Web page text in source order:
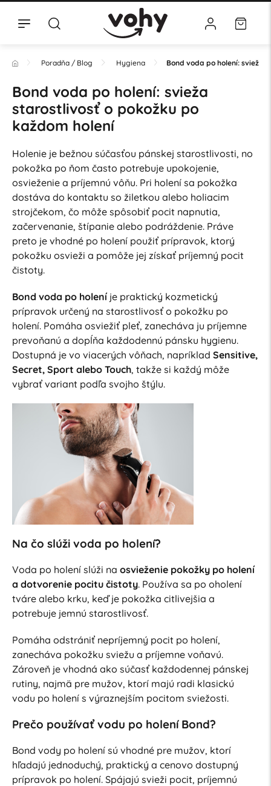
Poradňa / Blog Hygiena Bond voda po holení: svieža
Bond voda po holení: svieža
starostlivosť o pokožku po
každom holení
Holenie je bežnou súčasťou pánskej starostlivosti, no
pokožka po ňom často potrebuje upokojenie,
osvieženie a príjemnú vôňu. Pri holení sa pokožka
dostáva do kontaktu so žiletkou alebo holiacim
strojčekom, čo môže spôsobiť pocit napnutia,
začervenanie, štípanie alebo podráždenie. Práve
preto je vhodné po holení použiť prípravok, ktorý
pokožku osvieži a pomôže jej získať príjemný pocit
čistoty.
Bond voda po holeníje praktický kozmetický
prípravok určený na starostlivosť o pokožku po
holení. Pomáha osviežiť pleť, zanecháva ju príjemne
prevoňanú a dopĺňa každodennú pánsku hygienu.
Dostupná je vo viacerých vôňach, napríklad Sensitive,
Secret, Sport alebo Touch, takže si každý môže
vybrať variant podľa svojho štýlu.
Na čo slúži voda po holení?
Voda po holení slúži na osvieženie pokožky po holení
a dotvorenie pocitu čistoty. Používa sa po oholení
tváre alebo krku, keď je pokožka citlivejšia a
potrebuje jemnú starostlivosť.
Pomáha odstrániť nepríjemný pocit po holení,
zanecháva pokožku sviežu a príjemne voňavú.
Zároveň je vhodná ako súčasť každodennej pánskej
rutiny, najmä pre mužov, ktorí majú radi klasickú
vodu po holení s výraznejším pocitom sviežosti.
Prečo používať vodu po holení Bond?
Bond vody po holení sú vhodné pre mužov, ktorí
hľadajú jednoduchý, praktický a cenovo dostupný
prípravok po holení. Spájajú svieži pocit, príjemnú